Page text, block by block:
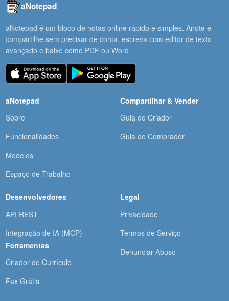
aNotepad
aNotepad é um bloco de notas online rápido e simples. Anote e
compartilhe sem precisar de conta, escreva com editor de texto
avançado e baixe como PDF ou Word.
aNotepad
Sobre
Funcionalidades
Modelos
Espaço de Trabalho
Compartilhar & Vender
Guia do Criador
Guia do Comprador
Desenvolvedores
API REST
Integração de IA (MCP)
Ferramentas
Criador de Currículo
Fax Grátis
Legal
Privacidade
Termos de Serviço
Denunciar Abuso